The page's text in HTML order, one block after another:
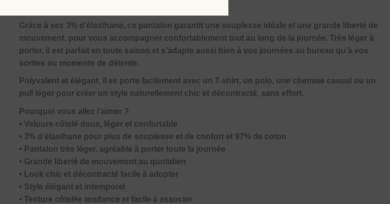
Grâce à ses 3% d’élasthane, ce pantalon garantit une souplesse idéale et une grande liberté de
mouvement, pour vous accompagner confortablement tout au long de la journée. Très léger à
porter, il est parfait en toute saison et s’adapte aussi bien à vos journées au bureau qu’à vos
sorties ou moments de détente.
Polyvalent et élégant, il se porte facilement avec un T-shirt, un polo, une chemise casual ou un
pull léger pour créer un style naturellement chic et décontracté, sans effort.
Pourquoi vous allez l’aimer ?
• Velours côtelé doux, léger et confortable
• 3% d’élasthane pour plus de souplesse et de confort et 97% de coton
• Pantalon très léger, agréable à porter toute la journée
• Grande liberté de mouvement au quotidien
• Look chic et décontracté facile à adopter
• Style élégant et intemporel
• Texture côtelée tendance et facile à associer